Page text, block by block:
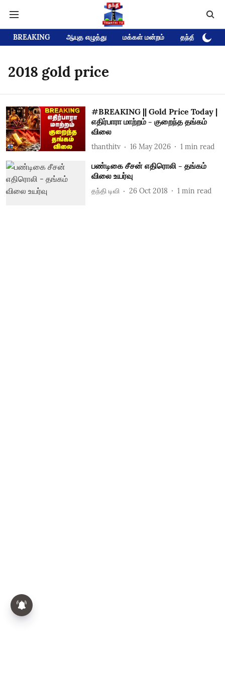
BREAKING ஆயுத எழுத்து மக்கள் மன்றம் தந்தி டிவி
2018 gold price
#BREAKING || Gold Price Today |
எதிர்பாரா மாற்றம் - குறைந்த தங்கம்
விலை
thanthitv 16 May 2026 1 min read
பண்டிகை சீசன் எதிரொலி - தங்கம்
விலை உயர்வு
தந்தி டிவி 26 Oct 2018 1 min read